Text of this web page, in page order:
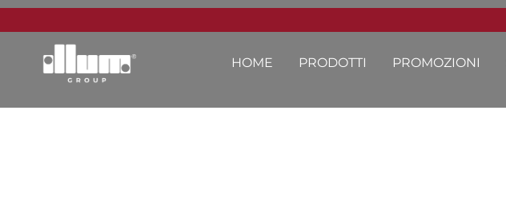
HOME PRODOTTI PROMOZIONI